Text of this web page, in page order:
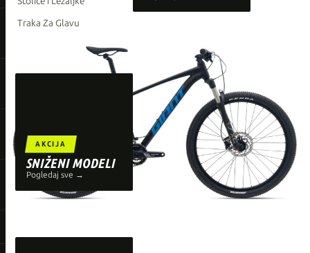
Wahoo
AKCIJA
SNIŽENI MODELI
Pogledaj sve →
Traka Za Glavu
Liv
Shimano
Wahoo
O'Neal